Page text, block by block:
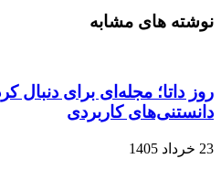
نوشته های مشابه
روز داتا؛ مجله‌ای برای دنبال
دانستنی‌های کاربردی
23 خرداد 1405